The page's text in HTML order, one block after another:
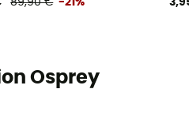
Osprey